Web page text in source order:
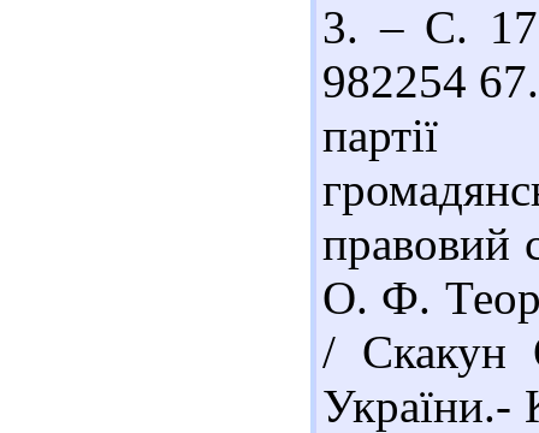
3. – С.
982254
партії
правовий
О. Ф.
/ Скакун
України.-